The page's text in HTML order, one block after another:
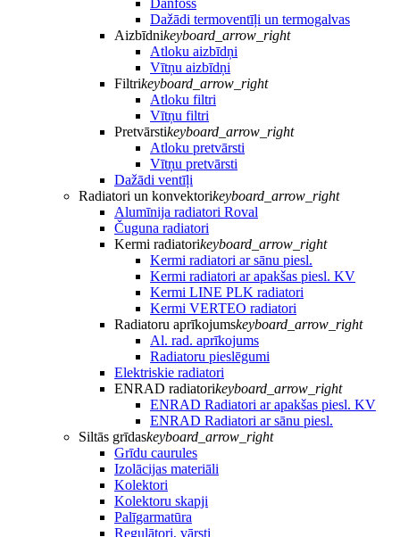
Danfoss
Dažādi termoventīļi un termogalvas
Aizbīdnikeyboard_arrow_right
Atloku aizbīdņi
Vītņu aizbīdņi
Filtrikeyboard_arrow_right
Atloku filtri
Vītņu filtri
Pretvārstikeyboard_arrow_right
Atloku pretvārsti
Vītņu pretvārsti
Dažādi ventīļi
Radiatori un konvektorikeyboard_arrow_right
Alumīnija radiatori Roval
Čuguna radiatori
Kermi radiatorikeyboard_arrow_right
Kermi radiatori ar sānu piesl.
Kermi radiatori ar apakšas piesl. KV
Kermi LINE PLK radiatori
Kermi VERTEO radiatori
Radiatoru aprīkojumskeyboard_arrow_right
Al. rad. aprīkojums
Radiatoru pieslēgumi
Elektriskie radiatori
ENRAD radiatorikeyboard_arrow_right
ENRAD Radiatori ar apakšas piesl. KV
ENRAD Radiatori ar sānu piesl.
Siltās grīdaskeyboard_arrow_right
Grīdu caurules
Izolācijas materiāli
Kolektori
Kolektoru skapji
Palīgarmatūra
Regulātori, vārsti